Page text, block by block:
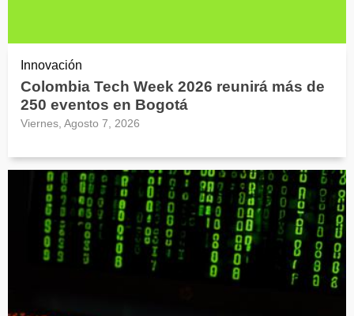
Innovación
Colombia Tech Week 2026 reunirá más de
250 eventos en Bogotá
Viernes, Agosto 7, 2026